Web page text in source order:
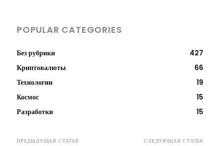
POPULAR CATEGORIES
Без рубрики
427
Криптовалюты
66
Технологии
19
Космос
15
Разработки
15
ПРЕДЫДУЩАЯ СТАТЬЯ СЛЕДУЮЩАЯ СТАТЬЯ